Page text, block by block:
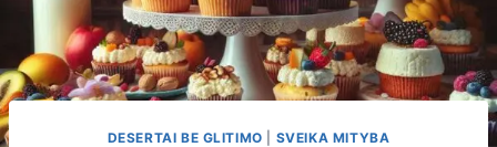
DESERTAI BE GLITIMO SVEIKA MITYBA